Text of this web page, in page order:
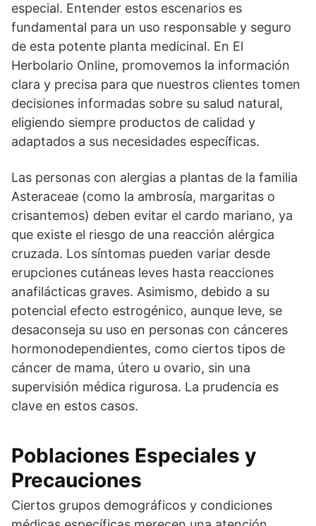
especial. Entender estos escenarios es
fundamental para un uso responsable y seguro
de esta potente planta medicinal. En El
Herbolario Online, promovemos la información
clara y precisa para que nuestros clientes tomen
decisiones informadas sobre su salud natural,
eligiendo siempre productos de calidad y
adaptados a sus necesidades específicas.
Las personas con alergias a plantas de la familia
Asteraceae (como la ambrosía, margaritas o
crisantemos) deben evitar el cardo mariano, ya
que existe el riesgo de una reacción alérgica
cruzada. Los síntomas pueden variar desde
erupciones cutáneas leves hasta reacciones
anafilácticas graves. Asimismo, debido a su
potencial efecto estrogénico, aunque leve, se
desaconseja su uso en personas con cánceres
hormonodependientes, como ciertos tipos de
cáncer de mama, útero u ovario, sin una
supervisión médica rigurosa. La prudencia es
clave en estos casos.
Poblaciones Especiales y
Precauciones
Ciertos grupos demográficos y condiciones